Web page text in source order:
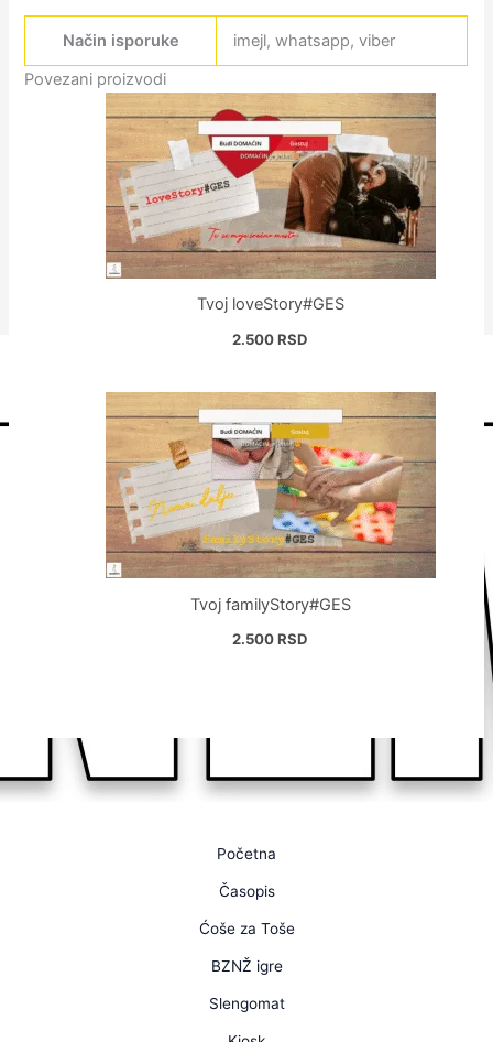
Način isporuke
imejl, whatsapp, viber
Povezani proizvodi
Tvoj loveStory#GES
2.500RSD
Tvoj familyStory#GES
2.500RSD
Početna
Časopis
Ćoše za Toše
BZNŽ igre
Slengomat